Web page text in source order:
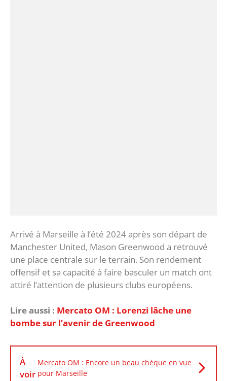
‎Arrivé à Marseille à l’été 2024 après son départ de
Manchester United, Mason Greenwood a retrouvé
une place centrale sur le terrain. Son rendement
offensif et sa capacité à faire basculer un match ont
attiré l’attention de plusieurs clubs européens.
Lire aussi : Mercato OM : Lorenzi lâche une
bombe sur l’avenir de Greenwood
À
voir
Mercato OM : Encore un beau chèque en vue
pour Marseille